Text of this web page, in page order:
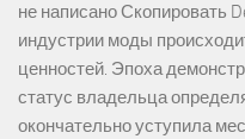
не написано Скопировать
индустрии моды
ценностей. Эпоха
статус владельца
окончательно уступила